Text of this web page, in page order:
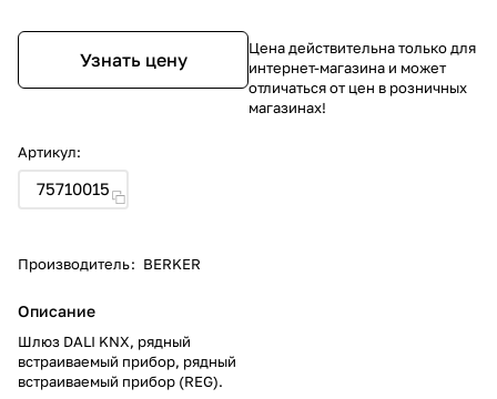
Узнать цену
Артикул:
75710015
Производитель: BERKER
Описание
Шлюз DALI KNX, рядный
встраиваемый прибор, рядный
встраиваемый прибор (REG).
Цена действительна только для
интернет-магазина и может
отличаться от цен в розничных
магазинах!